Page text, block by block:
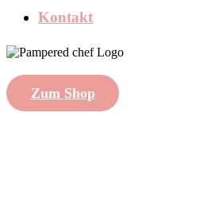
Kontakt
Zum Shop